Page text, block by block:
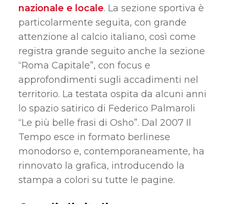
nazionale e locale. La sezione sportiva è
particolarmente seguita, con grande
attenzione al calcio italiano, così come
registra grande seguito anche la sezione
“Roma Capitale”, con focus e
approfondimenti sugli accadimenti nel
territorio. La testata ospita da alcuni anni
lo spazio satirico di Federico Palmaroli
“Le più belle frasi di Osho”. Dal 2007 Il
Tempo esce in formato berlinese
monodorso e, contemporaneamente, ha
rinnovato la grafica, introducendo la
stampa a colori su tutte le pagine.